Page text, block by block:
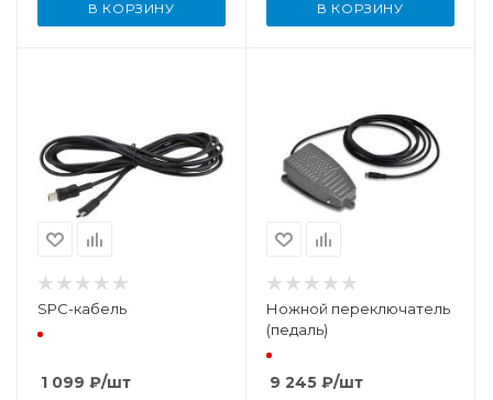
В КОРЗИНУ В КОРЗИНУ
SPC-кабель
1 099 ₽/шт
Ножной переключатель
(педаль)
9 245 ₽/шт